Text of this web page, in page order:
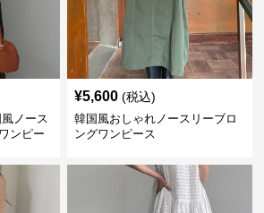
ノース
ンピー
¥5,600 (税込)
韓国風おしゃれノースリーブロ
ングワンピース